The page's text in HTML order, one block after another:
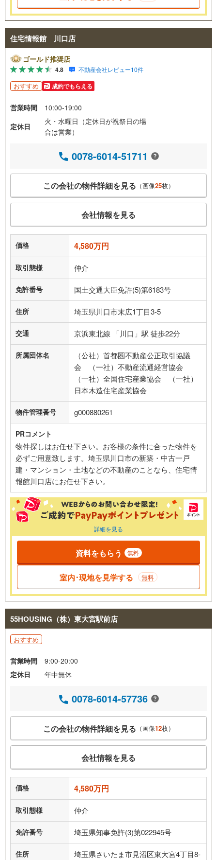
住宅情報館 川口店
ゴールド推奨店
4.8 不動産会社レビュー10件
おすすめ 成約でもらえる
営業時間
10:00-19:00
定休日
火・水曜日（定休日が祝祭日の場
合は営業）
0078-6014-51711
この会社の物件詳細を見る （画像25枚）
会社情報を見る
価格 4,580万円
取引態様 仲介
免許番号 国土交通大臣免許(5)第6183号
住所 埼玉県川口市末広1丁目3-5
交通 京浜東北線 「川口」駅 徒歩22分
所属団体名
（公社）首都圏不動産公正取引協議
会 （一社）不動産流通経営協会
（一社）全国住宅産業協会 （一社）
日本木造住宅産業協会
物件管理番号 g000880261
PRコメント
物件探しはお任せ下さい。お客様の条件に合った物件を
必ずご用意致します。埼玉県川口市の新築・中古一戸
建・マンション・土地などの不動産のことなら、住宅情
報館川口店にお任せ下さい。
詳細を見る
資料をもらう 無料
室内･現地を見学する 無料
55HOUSING（株）東大宮駅前店
おすすめ
営業時間
9:00-20:00
定休日
年中無休
0078-6014-57736
この会社の物件詳細を見る （画像12枚）
会社情報を見る
価格 4,580万円
取引態様 仲介
免許番号 埼玉県知事免許(3)第022945号
住所
埼玉県さいたま市見沼区東大宮4丁目8-